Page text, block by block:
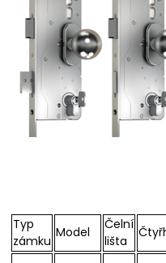
Typ
zámku
Model
Čelní
lišta